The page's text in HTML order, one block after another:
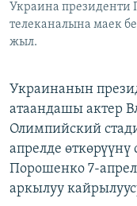
Украина президенти
телеканалына маек
жыл.
Украинанын
атаандашы актер
Олимпийский
апрелде
Порошенко 7-
аркылуу